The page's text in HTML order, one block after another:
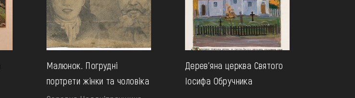
Малюнок. Погрудні
портрети жінки та чоловіка
Дерев’яна церква Святого
Іосифа Обручника